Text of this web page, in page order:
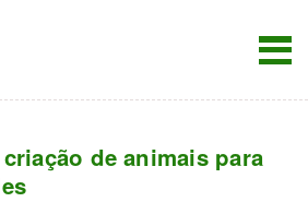
de animais para